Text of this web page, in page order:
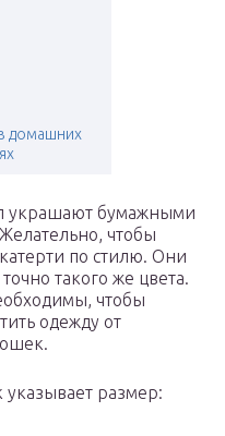
домашних
украшают бумажными
чтобы
по стилю. Они
такого же цвета.
чтобы
одежду от
размер: